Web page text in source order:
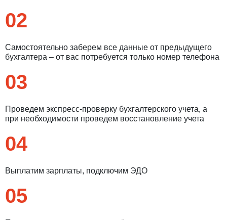
02
Самостоятельно заберем все данные от предыдущего
бухгалтера – от вас потребуется только номер телефона
03
Проведем экспресс-проверку бухгалтерского учета, а
при необходимости проведем восстановление учета
04
Выплатим зарплаты, подключим ЭДО
05
Введите ваш номер телефона и мы вам
Нажимая кнопку отправить я